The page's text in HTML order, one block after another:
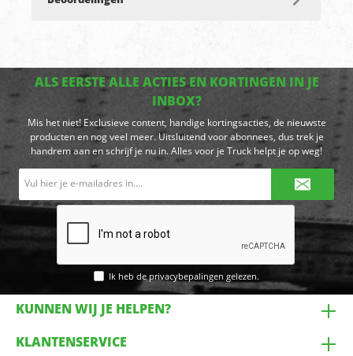
ALS EERSTE ALLE ACTIES EN KORTINGEN IN JE
INBOX?
Mis het niet! Exclusieve content, handige kortingsacties, de nieuwste
producten en nog veel meer. Uitsluitend voor abonnees, dus trek je
handrem aan en schrijf je nu in. Alles voor je Truck helpt je op weg!
Ik heb deprivacybepalingen gelezen.
KUNNEN WIJ JE HELPEN?
KLANTENSERVICE